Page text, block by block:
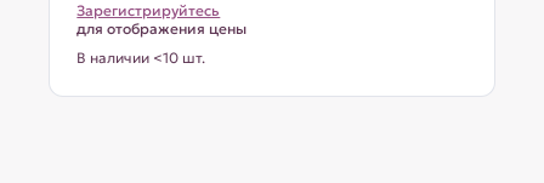
Зарегистрируйтесь
для отображения цены
В наличии <10 шт.